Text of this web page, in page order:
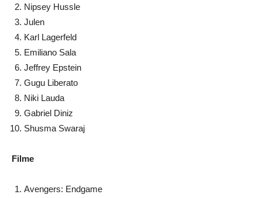
Nipsey Hussle
Julen
Karl Lagerfeld
Emiliano Sala
Jeffrey Epstein
Gugu Liberato
Niki Lauda
Gabriel Diniz
Shusma Swaraj
Filme
Avengers: Endgame